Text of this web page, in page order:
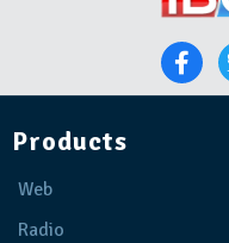
Products
Web
Radio